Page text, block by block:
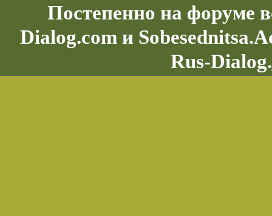
Постепенно на форуме
Dialog.com и
Rus-Dialog.